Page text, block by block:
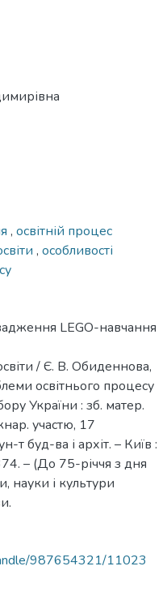
, освітній процес
, особливості
LEGO-навчання
/ Є. В. Обиденнова,
освітнього процесу
України : зб. матер.
участю, 17
т буд-ва і архіт. – Київ :
– (До 75-річчя з дня
науки і культури
987654321/11023